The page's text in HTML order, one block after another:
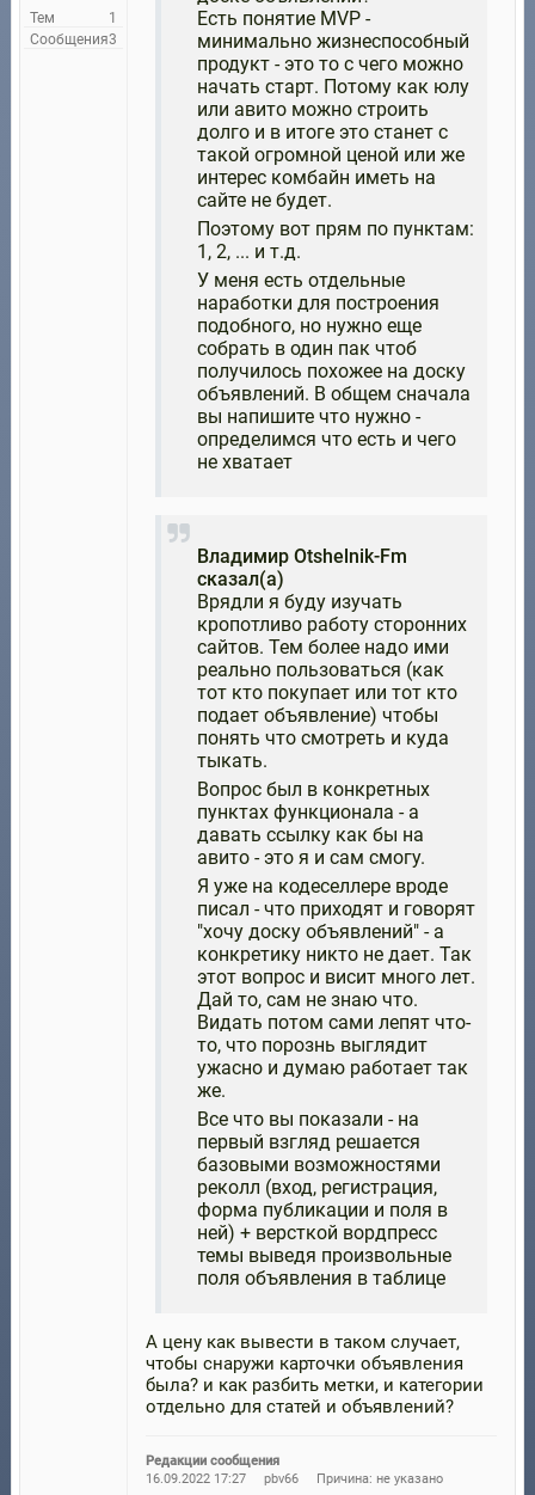
Тем
1
Сообщения3
Есть понятие MVP -
минимально жизнеспособный
продукт - это то с чего можно
начать старт. Потому как юлу
или авито можно строить
долго и в итоге это станет с
такой огромной ценой или же
интерес комбайн иметь на
сайте не будет.
Поэтому вот прям по пунктам:
1, 2, ... и т.д.
У меня есть отдельные
наработки для построения
подобного, но нужно еще
собрать в один пак чтоб
получилось похожее на доску
объявлений. В общем сначала
вы напишите что нужно -
определимся что есть и чего
не хватает
Владимир Otshelnik-Fm
сказал(а)
Врядли я буду изучать
кропотливо работу сторонних
сайтов. Тем более надо ими
реально пользоваться (как
тот кто покупает или тот кто
подает объявление) чтобы
понять что смотреть и куда
тыкать.
Вопрос был в конкретных
пунктах функционала - а
давать ссылку как бы на
авито - это я и сам смогу.
Я уже на кодеселлере вроде
писал - что приходят и говорят
"хочу доску объявлений" - а
конкретику никто не дает. Так
этот вопрос и висит много лет.
Дай то, сам не знаю что.
Видать потом сами лепят что-
то, что порознь выглядит
ужасно и думаю работает так
же.
Все что вы показали - на
первый взгляд решается
базовыми возможностями
реколл (вход, регистрация,
форма публикации и поля в
ней) + версткой вордпресс
темы выведя произвольные
поля объявления в таблице
А цену как вывести в таком случает,
чтобы снаружи карточки объявления
была? и как разбить метки, и категории
отдельно для статей и объявлений?
Редакции сообщения
16.09.2022 17:27
pbv66 Причина: не указано